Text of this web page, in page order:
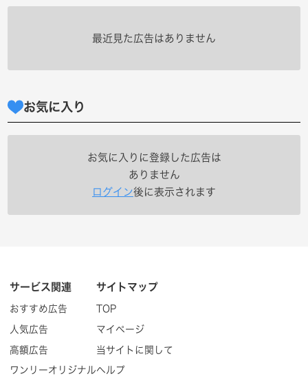
最近見た広告はありません
お気に入り
お気に入りに登録した広告は
ありません
ログイン後に表示されます
サービス関連
おすすめ広告
人気広告
高額広告
ワンリーオリジナル
サイトマップ
TOP
マイページ
当サイトに関して
ヘルプ